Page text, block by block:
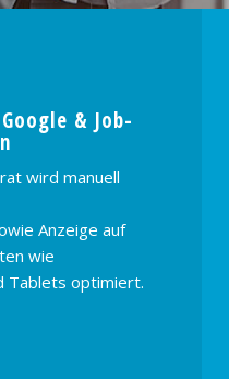
& Job-
wird manuell
Anzeige auf
wie
Tablets optimiert.